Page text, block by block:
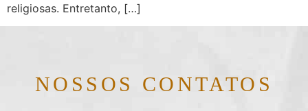
religiosas. Entretanto, […]
NOSSOS CONTATOS